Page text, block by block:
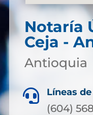
Notaría
Ceja -
Antioquia
 Líneas
(604)